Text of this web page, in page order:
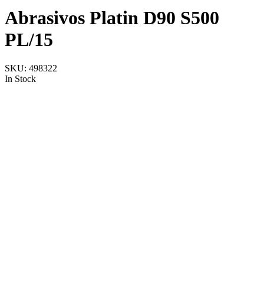
Abrasivos Platin D90 S500
PL/15
SKU: 498322
In Stock